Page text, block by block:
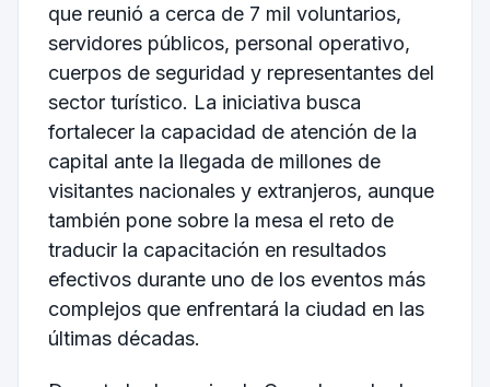
que reunió a cerca de 7 mil voluntarios,
servidores públicos, personal operativo,
cuerpos de seguridad y representantes del
sector turístico. La iniciativa busca
fortalecer la capacidad de atención de la
capital ante la llegada de millones de
visitantes nacionales y extranjeros, aunque
también pone sobre la mesa el reto de
traducir la capacitación en resultados
efectivos durante uno de los eventos más
complejos que enfrentará la ciudad en las
últimas décadas.